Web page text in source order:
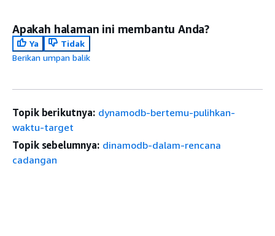
Apakah halaman ini membantu Anda?
Ya
Tidak
Berikan umpan balik
Topik berikutnya: dynamodb-bertemu-pulihkan-
waktu-target
Topik sebelumnya: dinamodb-dalam-rencana
cadangan